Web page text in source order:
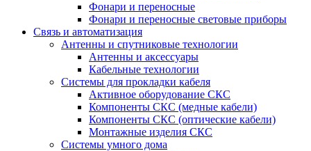
Фонари и переносные
Фонари и переносные световые приборы
Связь и автоматизация
Антенны и спутниковые технологии
Антенны и аксессуары
Кабельные технологии
Системы для прокладки кабеля
Активное оборудование СКС
Компоненты СКС (медные кабели)
Компоненты СКС (оптические кабели)
Монтажные изделия СКС
Системы умного дома